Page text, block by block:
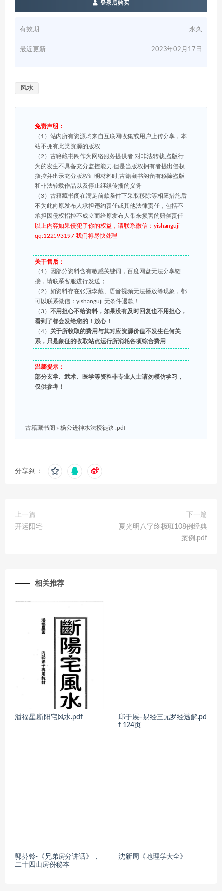
登录后购买
有效期 永久
最近更新 2023年02月17日
风水
免责声明：
（1）站内所有资源均来自互联网收集或用户上传分享，本
站不拥有此类资源的版权
（2）古籍藏书阁作为网络服务提供者,对非法转载,盗版行
为的发生不具备充分监控能力.但是当版权拥有者提出侵权
指控并出示充分版权证明材料时,古籍藏书阁负有移除盗版
和非法转载作品以及停止继续传播的义务
（3）古籍藏书阁在满足前款条件下采取移除等相应措施后
不为此向原发布人承担违约责任或其他法律责任，包括不
承担因侵权指控不成立而给原发布人带来损害的赔偿责任
以上内容如果侵犯了你的权益，请联系微信：yishanguji
qq:122593197 我们将尽快处理
关于售后：
（1）因部分资料含有敏感关键词，百度网盘无法分享链
接，请联系客服进行发送；
（2）如资料存在张冠李戴、语音视频无法播放等现象，都
可以联系微信：yishanguji 无条件退款！
（3） 不用担心不给资料，如果没有及时回复也不用担心，
看到了都会发给您的！放心！
（4） 关于所收取的费用与其对应资源价值不发生任何关
系，只是象征的收取站点运行所消耗各项综合费用
温馨提示：
部分玄学、武术、医学等资料非专业人士请勿模仿学习，
仅供参考！
古籍藏书阁 » 杨公进神水法授徒诀 .pdf
分享到：
上一篇
开运阳宅
下一篇
夏光明八字终极班108例经典
案例.pdf
相关推荐
潘福星,断阳宅风水.pdf
邱于展–易经三元罗经透解.pd
f 124页
郭芬铃-《兄弟房分讲话》，
二十四山房份秘本
沈新周《地理学大全》